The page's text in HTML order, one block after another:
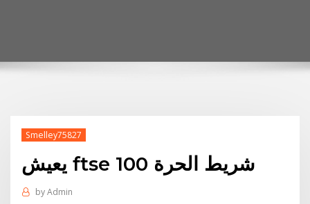
Smelley75827
يعيش ftse 100 شريط الحرة
byAdmin